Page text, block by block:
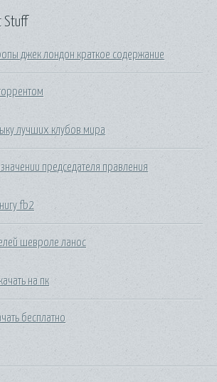
Stuff
джек лондон краткое содержание
лучших клубов мира
председателя правления
fb2
шевроле ланос
на пк
бесплатно